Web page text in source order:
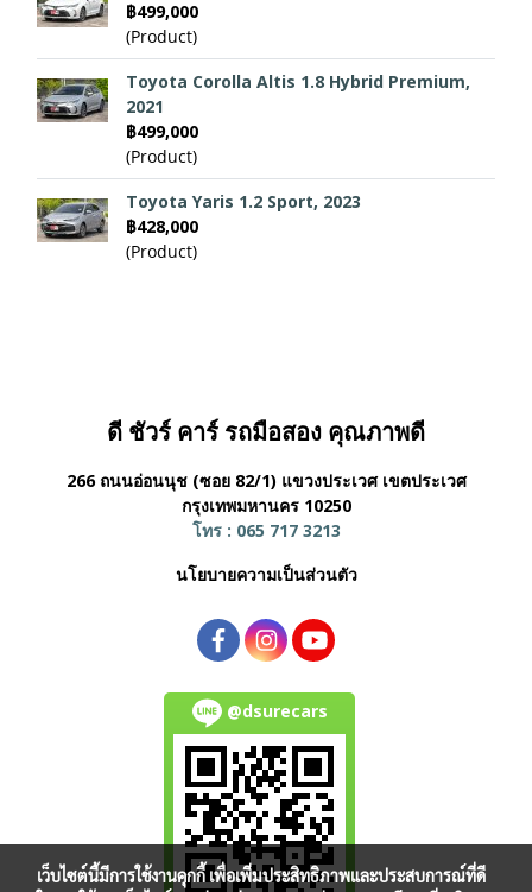
฿499,000
(Product)
Toyota Corolla Altis 1.8 Hybrid Premium,
2021
฿499,000
(Product)
Toyota Yaris 1.2 Sport, 2023
฿428,000
(Product)
ดี ชัวร์ คาร์ รถมือสอง คุณภาพดี
266 ถนนอ่อนนุช (ซอย 82/1) แขวงประเวศ เขตประเวศ
กรุงเทพมหานคร 10250
โทร : 065 717 3213
นโยบายความเป็นส่วนตัว
@dsurecars
เว็บไซต์นี้มีการใช้งานคุกกี้ เพื่อเพิ่มประสิทธิภาพและประสบการณ์ที่ดี